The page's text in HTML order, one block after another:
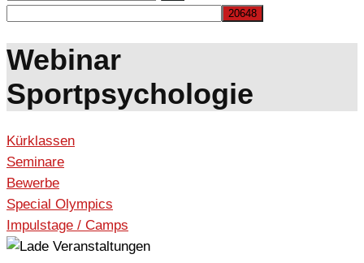
Webinar
Sportpsychologie
Kürklassen
Seminare
Bewerbe
Special Olympics
Impulstage / Camps